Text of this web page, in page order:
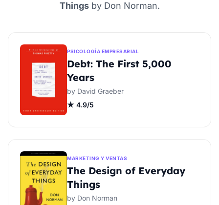
Thingsby Don Norman.
PSICOLOGÍA EMPRESARIAL
Debt: The First 5,000
Years
by David Graeber
★ 4.9/5
MARKETING Y VENTAS
The Design of Everyday
Things
by Don Norman